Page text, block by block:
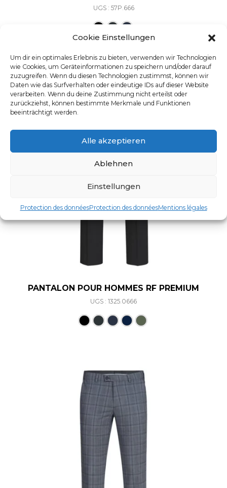
Cookie Einstellungen
Um dir ein optimales Erlebnis zu bieten, verwenden wir Technologien
wie Cookies, um Geräteinformationen zu speichern und/oder darauf
zuzugreifen. Wenn du diesen Technologien zustimmst, können wir
Daten wie das Surfverhalten oder eindeutige IDs auf dieser Website
verarbeiten. Wenn du deine Zustimmung nicht erteilst oder
zurückziehst, können bestimmte Merkmale und Funktionen
beeinträchtigt werden.
Alle akzeptieren
Ablehnen
Einstellungen
Protection des donnéesProtection des donnéesMentions légales
UGS : 57P.666
PANTALON POUR HOMMES RF PREMIUM
UGS : 1325.0666